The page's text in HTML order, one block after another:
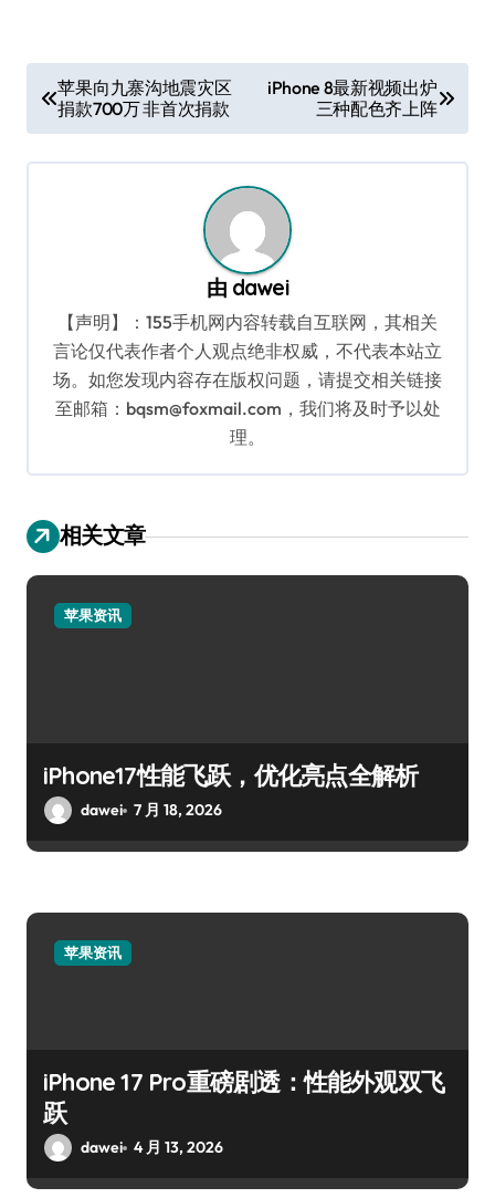
章
导
苹果向九寨沟地震灾区
捐款700万 非首次捐款
iPhone 8最新视频出炉
三种配色齐上阵
由 dawei
【声明】：155手机网内容转载自互联网，其相关
言论仅代表作者个人观点绝非权威，不代表本站立
场。如您发现内容存在版权问题，请提交相关链接
至邮箱：bqsm@foxmail.com，我们将及时予以处
理。
相关文章
苹果资讯
iPhone17性能飞跃，优化亮点全解析
dawei 7 月 18, 2026
苹果资讯
iPhone 17 Pro重磅剧透：性能外观双飞
跃
dawei 4 月 13, 2026